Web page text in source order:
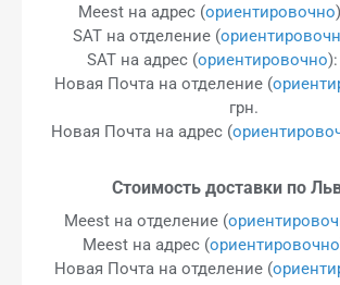
Meest на адрес (ориентировочно
SAT на отделение (
SAT на адрес (ориентировочно
Новая Почта на отделение (
грн.
Новая Почта на адрес (
Стоимость доставки по
Meest на отделение (
Meest на адрес (ориентировочно
Новая Почта на отделение (